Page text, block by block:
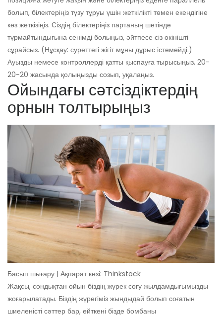
болып, білектеріңіз түзу тұруы үшін жеткілікті төмен екендігіне
көз жеткізіңіз. Сіздің білектеріңіз партаның шетінде
тұрмайтындығына сенімді болыңыз, әйтпесе сіз өкінішті
сұрайсыз. (Нұсқау: суреттегі жігіт мұны дұрыс істемейді.)
Ауызды немесе контроллерді қатты қыспауға тырысыңыз, 20-
20-20 жасында қолыңызды созып, уқалаңыз.
Ойындағы сәтсіздіктердің
орнын толтырыңыз
Басып шығару | Ақпарат көзі: Thinkstock
Жақсы, сондықтан ойын біздің жүрек соғу жылдамдығымызды
жоғарылатады. Біздің жүрегіміз жындыдай болып соғатын
шиеленісті сәттер бар, өйткені бізде бомбаны